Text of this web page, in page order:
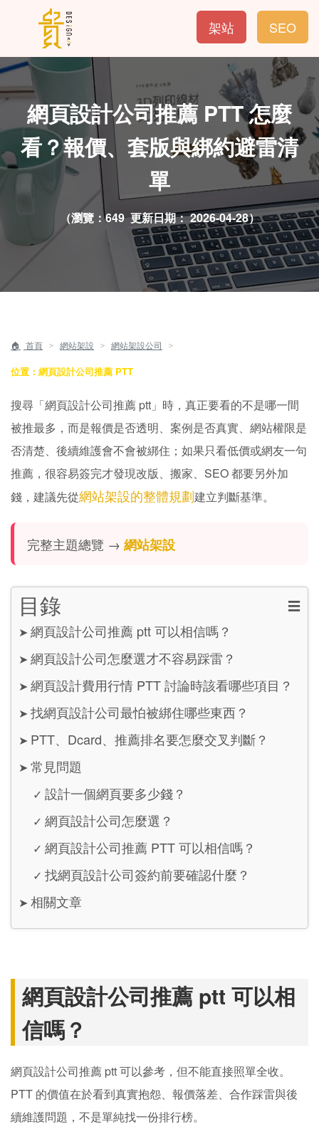
SEO
架站
網頁設計公司推薦 PTT 怎麼
看？報價、套版與綁約避雷清
單
（瀏覽：649 更新日期：2026-04-28）
首頁 ＞ 網站架設 ＞ 網站架設公司 ＞
位置：網頁設計公司推薦 PTT
搜尋「網頁設計公司推薦 ptt」時，真正要看的不是哪一間
被推最多，而是報價是否透明、案例是否真實、網站權限是
否清楚、後續維護會不會被綁住；如果只看低價或網友一句
推薦，很容易簽完才發現改版、搬家、SEO 都要另外加
錢，建議先從網站架設的整體規劃建立判斷基準。
完整主題總覽 → 網站架設
目錄 ☰
➤ 網頁設計公司推薦 ptt 可以相信嗎？
➤ 網頁設計公司怎麼選才不容易踩雷？
➤ 網頁設計費用行情 PTT 討論時該看哪些項目？
➤ 找網頁設計公司最怕被綁住哪些東西？
➤ PTT、Dcard、推薦排名要怎麼交叉判斷？
➤ 常見問題
✓ 設計一個網頁要多少錢？
✓ 網頁設計公司怎麼選？
✓ 網頁設計公司推薦 PTT 可以相信嗎？
✓ 找網頁設計公司簽約前要確認什麼？
➤ 相關文章
網頁設計公司推薦 ptt 可以相
信嗎？
網頁設計公司推薦 ptt 可以參考，但不能直接照單全收。
PTT 的價值在於看到真實抱怨、報價落差、合作踩雷與後
續維護問題，不是單純找一份排行榜。